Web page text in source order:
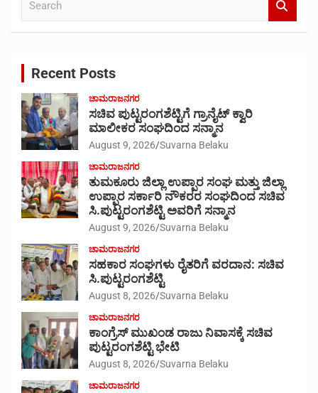
Recent Posts
ಚಾಮರಾಜನಗರ
ಸಚಿವ ಪುಟ್ಟರಂಗಶೆಟ್ಟಿಗೆ ಗ್ರಾನೈಟ್ ಕ್ವಾರಿ
ಮಾಲೀಕರ ಸಂಘದಿಂದ ಸನ್ಮಾನ
August 9, 2026 Suvarna Belaku
ಚಾಮರಾಜನಗರ
ತುಮಕೂರು ಜಿಲ್ಲಾ ಉಪ್ಪಾರ ಸಂಘ ಮತ್ತು ಜಿಲ್ಲಾ
ಉಪ್ಪಾರ ಸರ್ಕಾರಿ ನೌಕರರ ಸಂಘದಿಂದ ಸಚಿವ
ಸಿ.ಪುಟ್ಟರಂಗಶೆಟ್ಟಿ ಅವರಿಗೆ ಸನ್ಮಾನ
August 9, 2026 Suvarna Belaku
ಚಾಮರಾಜನಗರ
ಸಹಕಾರ ಸಂಘಗಳು ರೈತರಿಗೆ ವರದಾನ: ಸಚಿವ
ಸಿ.ಪುಟ್ಟರಂಗಶೆಟ್ಟಿ
August 8, 2026 Suvarna Belaku
ಚಾಮರಾಜನಗರ
ಕಾಂಗ್ರೆಸ್ ಮುಖಂಡ ರಾಜು ನಿವಾಸಕ್ಕೆ ಸಚಿವ
ಪುಟ್ಟರಂಗಶೆಟ್ಟಿ ಭೇಟಿ
August 8, 2026 Suvarna Belaku
ಚಾಮರಾಜನಗರ